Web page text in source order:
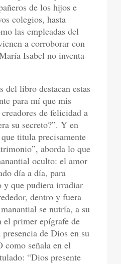
de los hijos e
colegios, hasta
las empleadas del
a corroborar con
Isabel no inventa
del libro destacan estas
para mí que mis
de felicidad a
su secreto?”. Y en
titula precisamente
aborda lo que
oculto: el amor
día a día, para
y que pudiera irradiar
dentro y fuera
se nutría, a su
el primer epígrafe de
de Dios en su
señala en el
“Dios presente